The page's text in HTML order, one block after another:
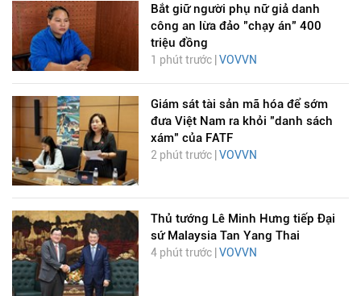
Bắt giữ người phụ nữ giả danh
công an lừa đảo "chạy án" 400
triệu đồng
1 phút trước | VOVVN
Giám sát tài sản mã hóa để sớm
đưa Việt Nam ra khỏi "danh sách
xám" của FATF
2 phút trước | VOVVN
Thủ tướng Lê Minh Hưng tiếp Đại
sứ Malaysia Tan Yang Thai
4 phút trước | VOVVN